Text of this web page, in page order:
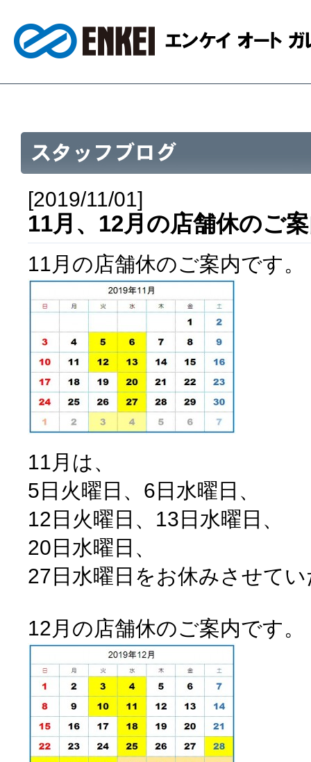
[2019/11/01]
11月、12月の店舗休のご
11月の店舗休のご案内です。
11月は、
5日火曜日、6日水曜日、
12日火曜日、13日水曜日、
20日水曜日、
27日水曜日をお休みさせて
12月の店舗休のご案内です。